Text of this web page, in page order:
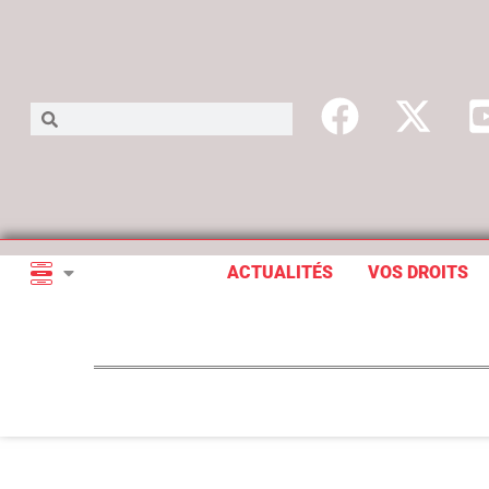
ACTUALITÉS VOS DROITS